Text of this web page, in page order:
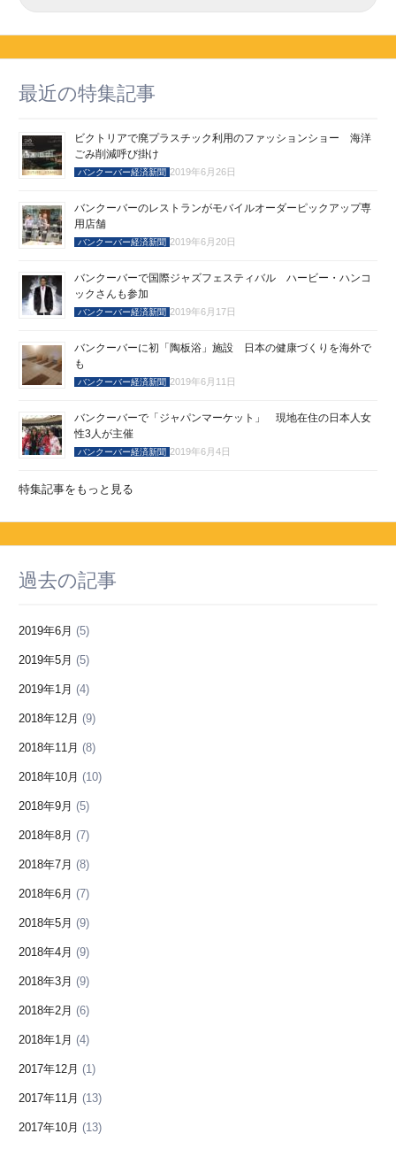
最近の特集記事
ビクトリアで廃プラスチック利用のファッションショー 海洋
ごみ削減呼び掛け
バンクーバー経済新聞 2019年6月26日
バンクーバーのレストランがモバイルオーダーピックアップ専
用店舗
バンクーバー経済新聞 2019年6月20日
バンクーバーで国際ジャズフェスティバル ハービー・ハンコ
ックさんも参加
バンクーバー経済新聞 2019年6月17日
バンクーバーに初「陶板浴」施設 日本の健康づくりを海外で
も
バンクーバー経済新聞 2019年6月11日
バンクーバーで「ジャパンマーケット」 現地在住の日本人女
性3人が主催
バンクーバー経済新聞 2019年6月4日
特集記事をもっと見る
過去の記事
2019年6月 (5)
2019年5月 (5)
2019年1月 (4)
2018年12月 (9)
2018年11月 (8)
2018年10月 (10)
2018年9月 (5)
2018年8月 (7)
2018年7月 (8)
2018年6月 (7)
2018年5月 (9)
2018年4月 (9)
2018年3月 (9)
2018年2月 (6)
2018年1月 (4)
2017年12月 (1)
2017年11月 (13)
2017年10月 (13)